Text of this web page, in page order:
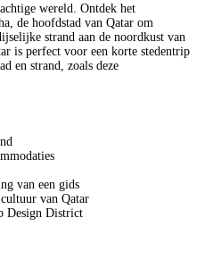
wereld. Ontdek het
de hoofdstad van Qatar om
strand aan de noordkust van
is perfect voor een korte stedentrip
en strand, zoals deze
van een gids
van Qatar
Design District